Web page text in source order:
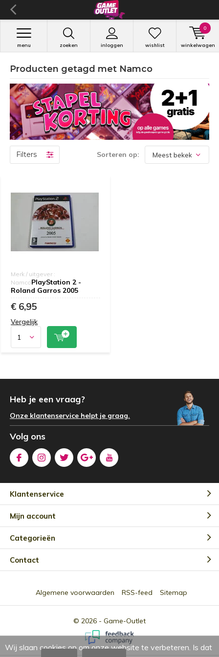
zoeken inloggen
menu wishlist winkelwagen
0
Producten getagd met Namco
Filters Sorteren op:
Merk / uitgever :
NamcoPlayStation 2 -
Roland Garros 2005
€ 6,95
Vergelijk
Heb je een vraag?
Onze klantenservice helpt je graag.
Volg ons
Klantenservice
Mijn account
Categorieën
Contact
© 2026 - Game-Outlet
Algemene voorwaarden RSS-feed Sitemap
Wij slaan cookies op om onze website te verbeteren. Is dat